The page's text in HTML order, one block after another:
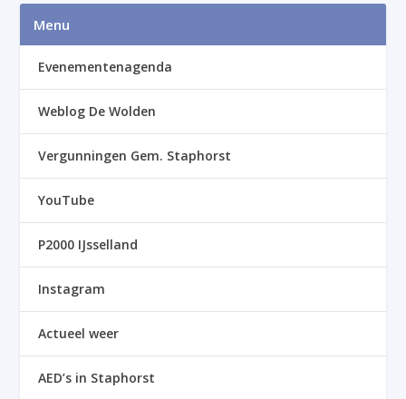
Menu
Evenementenagenda
Weblog De Wolden
Vergunningen Gem. Staphorst
YouTube
P2000 IJsselland
Instagram
Actueel weer
AED’s in Staphorst